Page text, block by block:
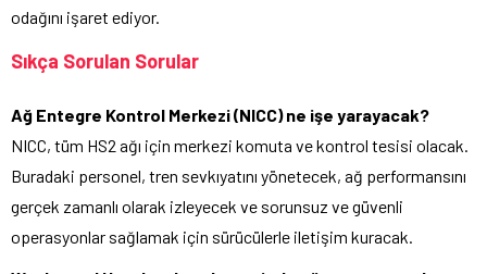
odağını işaret ediyor.
Sıkça Sorulan Sorular
Ağ Entegre Kontrol Merkezi (NICC) ne işe yarayacak?
NICC, tüm HS2 ağı için merkezi komuta ve kontrol tesisi olacak.
Buradaki personel, tren sevkıyatını yönetecek, ağ performansını
gerçek zamanlı olarak izleyecek ve sorunsuz ve güvenli
operasyonlar sağlamak için sürücülerle iletişim kuracak.